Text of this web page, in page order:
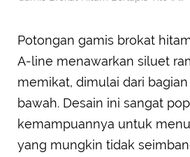
Potongan gamis brokat
A-line menawarkan siluet
memikat, dimulai dari
bawah. Desain ini sangat
kemampuannya untuk
yang mungkin tidak